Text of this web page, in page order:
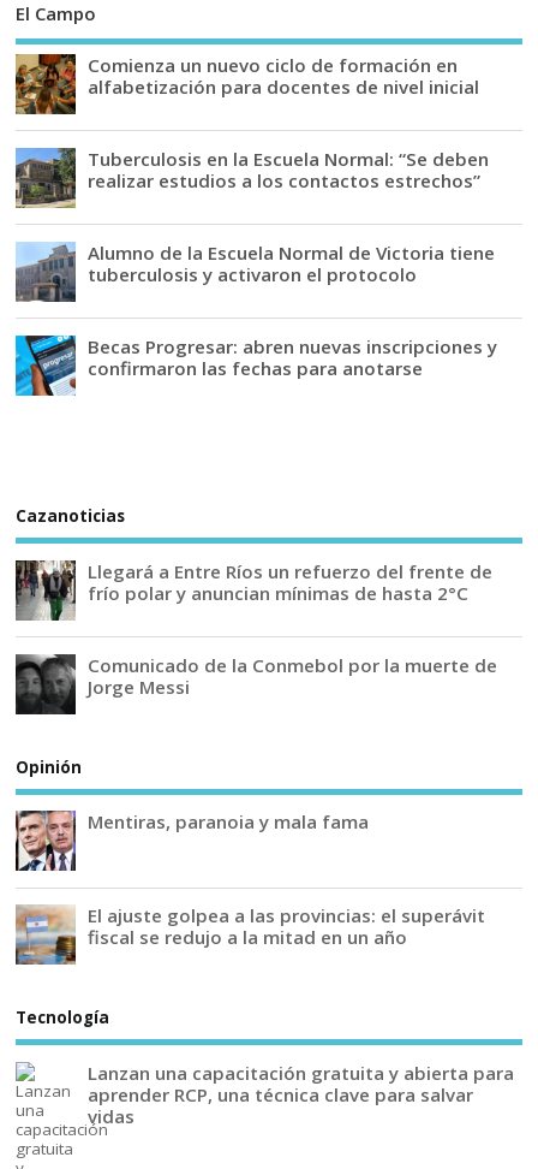
El Campo
Comienza un nuevo ciclo de formación en
alfabetización para docentes de nivel inicial
Tuberculosis en la Escuela Normal: “Se deben
realizar estudios a los contactos estrechos”
Alumno de la Escuela Normal de Victoria tiene
tuberculosis y activaron el protocolo
Becas Progresar: abren nuevas inscripciones y
confirmaron las fechas para anotarse
Cazanoticias
Llegará a Entre Ríos un refuerzo del frente de
frío polar y anuncian mínimas de hasta 2°C
Comunicado de la Conmebol por la muerte de
Jorge Messi
Opinión
Mentiras, paranoia y mala fama
El ajuste golpea a las provincias: el superávit
fiscal se redujo a la mitad en un año
Tecnología
Lanzan una capacitación gratuita y abierta para
aprender RCP, una técnica clave para salvar
vidas